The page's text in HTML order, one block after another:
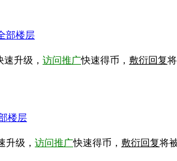
部楼层
速升级， 访问推广快速得币， 敷衍回复
楼层
升级， 访问推广快速得币， 敷衍回复将